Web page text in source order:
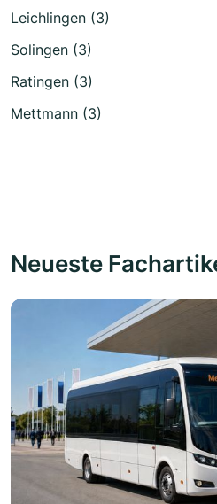
Leichlingen (3)
Solingen (3)
Ratingen (3)
Mettmann (3)
Neueste